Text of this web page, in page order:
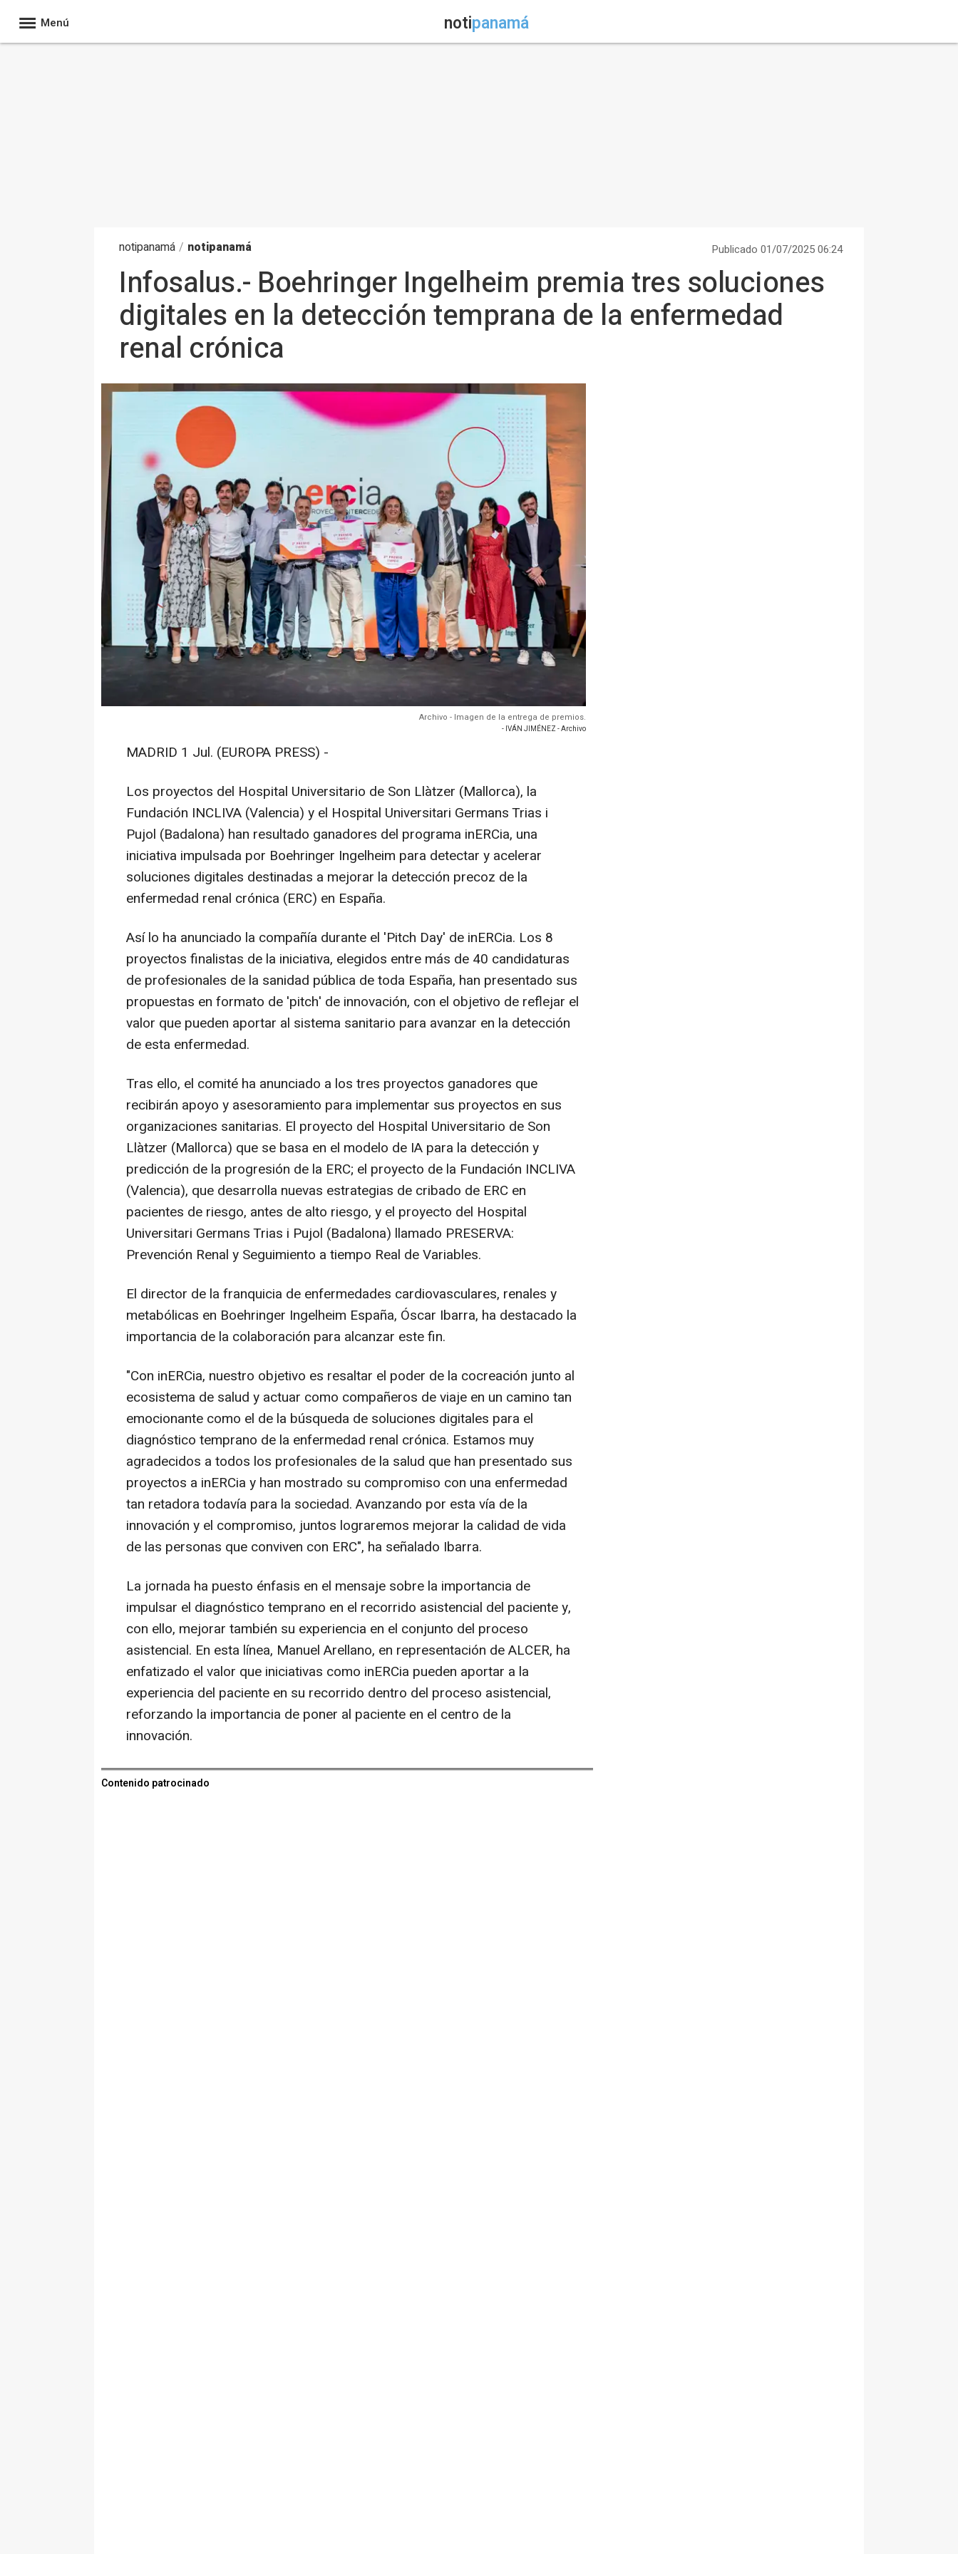
Menú notipanamá
notipanamá / notipanamá Publicado 01/07/2025 06:24
Infosalus.- Boehringer Ingelheim premia tres soluciones
digitales en la detección temprana de la enfermedad
renal crónica
Archivo - Imagen de la entrega de premios.
- IVÁN JIMÉNEZ - Archivo
MADRID 1 Jul. (EUROPA PRESS) -
Los proyectos del Hospital Universitario de Son Llàtzer (Mallorca), la
Fundación INCLIVA (Valencia) y el Hospital Universitari Germans Trias i
Pujol (Badalona) han resultado ganadores del programa inERCia, una
iniciativa impulsada por Boehringer Ingelheim para detectar y acelerar
soluciones digitales destinadas a mejorar la detección precoz de la
enfermedad renal crónica (ERC) en España.
Así lo ha anunciado la compañía durante el 'Pitch Day' de inERCia. Los 8
proyectos finalistas de la iniciativa, elegidos entre más de 40 candidaturas
de profesionales de la sanidad pública de toda España, han presentado sus
propuestas en formato de 'pitch' de innovación, con el objetivo de reflejar el
valor que pueden aportar al sistema sanitario para avanzar en la detección
de esta enfermedad.
Tras ello, el comité ha anunciado a los tres proyectos ganadores que
recibirán apoyo y asesoramiento para implementar sus proyectos en sus
organizaciones sanitarias. El proyecto del Hospital Universitario de Son
Llàtzer (Mallorca) que se basa en el modelo de IA para la detección y
predicción de la progresión de la ERC; el proyecto de la Fundación INCLIVA
(Valencia), que desarrolla nuevas estrategias de cribado de ERC en
pacientes de riesgo, antes de alto riesgo, y el proyecto del Hospital
Universitari Germans Trias i Pujol (Badalona) llamado PRESERVA:
Prevención Renal y Seguimiento a tiempo Real de Variables.
El director de la franquicia de enfermedades cardiovasculares, renales y
metabólicas en Boehringer Ingelheim España, Óscar Ibarra, ha destacado la
importancia de la colaboración para alcanzar este fin.
"Con inERCia, nuestro objetivo es resaltar el poder de la cocreación junto al
ecosistema de salud y actuar como compañeros de viaje en un camino tan
emocionante como el de la búsqueda de soluciones digitales para el
diagnóstico temprano de la enfermedad renal crónica. Estamos muy
agradecidos a todos los profesionales de la salud que han presentado sus
proyectos a inERCia y han mostrado su compromiso con una enfermedad
tan retadora todavía para la sociedad. Avanzando por esta vía de la
innovación y el compromiso, juntos lograremos mejorar la calidad de vida
de las personas que conviven con ERC", ha señalado Ibarra.
La jornada ha puesto énfasis en el mensaje sobre la importancia de
impulsar el diagnóstico temprano en el recorrido asistencial del paciente y,
con ello, mejorar también su experiencia en el conjunto del proceso
asistencial. En esta línea, Manuel Arellano, en representación de ALCER, ha
enfatizado el valor que iniciativas como inERCia pueden aportar a la
experiencia del paciente en su recorrido dentro del proceso asistencial,
reforzando la importancia de poner al paciente en el centro de la
innovación.
Contenido patrocinado